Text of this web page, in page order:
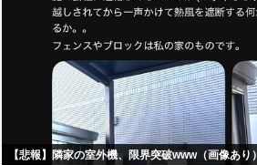
【悲報】隣家の室外機、限界突破www（画像あり）